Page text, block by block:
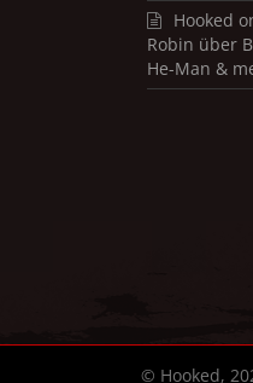
Hooked
Robin über
He-Man &
© Hooked,